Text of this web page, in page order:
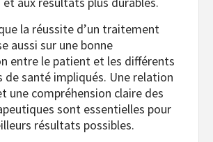
la réussite d’un traitement
aussi sur une bonne
entre le patient et les différents
de santé impliqués. Une relation
une compréhension claire des
sont essentielles pour
résultats possibles.